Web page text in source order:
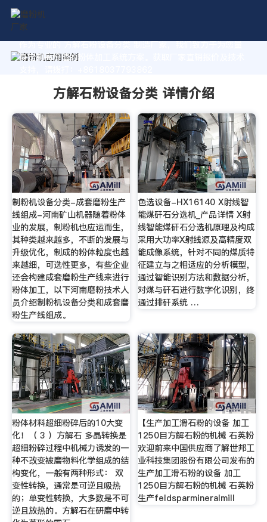
作为专业的 方解石粉设备分类 制造厂家，我们致力于为您量
身定制高价值的粉体加工系统方案。获取厂家直销报价及技术
方解石粉设备分类 详情介绍
制粉机设备分类-成套磨粉生产
线组成-河南矿山机器随着粉体
业的发展，制粉机也应运而生，
其种类越来越多，不断的发展与
升级优化，制成的粉体粒度也越
来越细，可选性更多，有些企业
还会构建成套磨粉生产线来进行
粉体加工，以下河南磨粉技术人
员介绍制粉机设备分类和成套磨
粉生产线组成。
色选设备-HX16140 X射线智
能煤矸石分选机_产品详情 X射
线智能煤矸石分选机原理及构成
采用大功率X射线源及高精度双
能成像系统，针对不同的煤质特
征建立与之相适应的分析模型，
通过智能识别方法和数据分析，
对煤与矸石进行数字化识别，终
通过排矸系统 …
粉体材料超细粉碎后的10大变
化！（ 3 ）方解石 多晶转换是
超细粉碎过程中机械力诱发的一
种不改变被磨物料化学组成的结
构变化，一般有两种形式： 双
变性转换，通常是可逆且吸热
的；单变性转换，大多数是不可
逆且放热的。方解石在研磨中转
【生产加工滑石粉的设备 加工
1250目方解石粉的机械 石英粉
欢迎前来中国供应商了解世邦工
业科技集团股份有限公司发布的
生产加工滑石粉的设备 加工
1250目方解石粉的机械 石英粉
生产feldsparmineralmill